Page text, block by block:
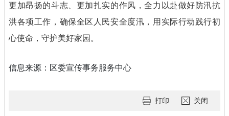
更加昂扬的斗志、更加扎实的作风，全力以赴做好防汛抗
洪各项工作，确保全区人民安全度汛，用实际行动践行初
心使命，守护美好家园。
信息来源：区委宣传事务服务中心
打印 关闭